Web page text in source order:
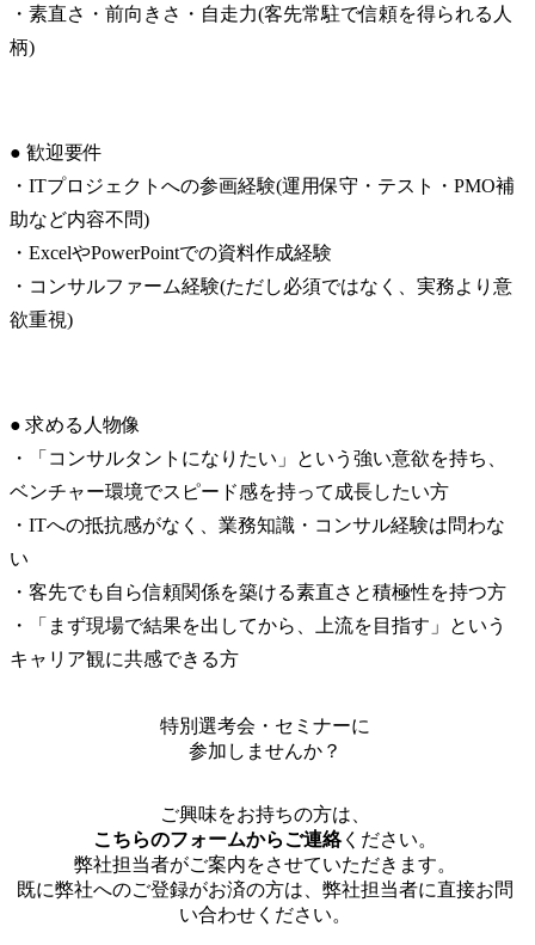
・素直さ・前向きさ・自走力(客先常駐で信頼を得られる人
柄)
● 歓迎要件
・ITプロジェクトへの参画経験(運用保守・テスト・PMO補
助など内容不問)
・ExcelやPowerPointでの資料作成経験
・コンサルファーム経験(ただし必須ではなく、実務より意
欲重視)
● 求める人物像
・「コンサルタントになりたい」という強い意欲を持ち、
ベンチャー環境でスピード感を持って成長したい方
・ITへの抵抗感がなく、業務知識・コンサル経験は問わな
い
・客先でも自ら信頼関係を築ける素直さと積極性を持つ方
・「まず現場で結果を出してから、上流を目指す」という
キャリア観に共感できる方
特別選考会・セミナーに
参加しませんか？
ご興味をお持ちの方は、
こちらのフォームからご連絡ください。
弊社担当者がご案内をさせていただきます。
既に弊社へのご登録がお済の方は、弊社担当者に直接お問
い合わせください。